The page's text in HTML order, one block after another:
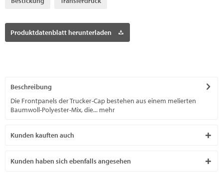
Produktdatenblatt herunterladen
Beschreibung
Die Frontpanels der Trucker-Cap bestehen aus einem melierten
Baumwoll-Polyester-Mix, die... mehr
Kunden kauften auch
Kunden haben sich ebenfalls angesehen